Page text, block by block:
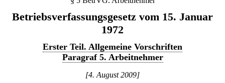
Betriebsverfassungsgesetz vom 15. Januar
1972
Erster Teil. Allgemeine Vorschriften
Paragraf 5. Arbeitnehmer
[4. August 2009]